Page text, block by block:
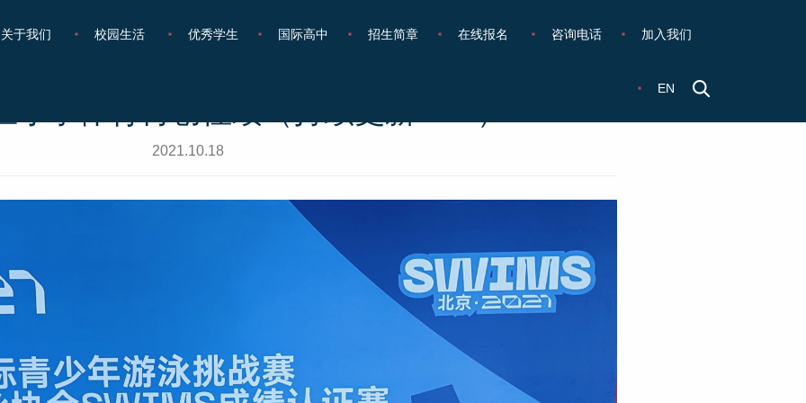
关于我们 校园生活 优秀学生 国际高中 招生简章 在线报名 咨询电话 加入我们
EN
2021.10.18